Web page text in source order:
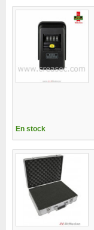
En stock